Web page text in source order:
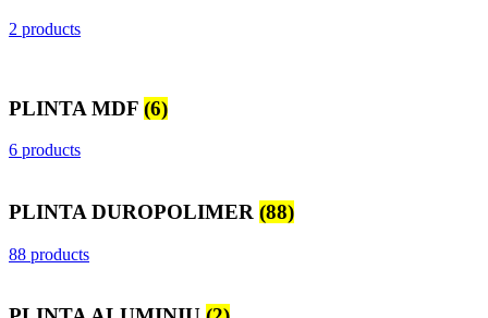
2 products
PLINTA MDF (6)
6 products
PLINTA DUROPOLIMER (88)
88 products